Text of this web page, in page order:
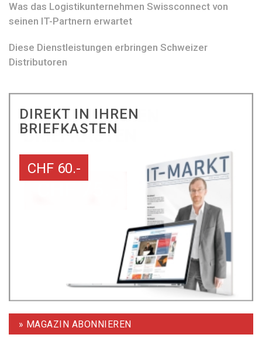
Was das Logistikunternehmen Swissconnect von
seinen IT-Partnern erwartet
Diese Dienstleistungen erbringen Schweizer
Distributoren
DIREKT IN IHREN
BRIEFKASTEN
CHF 60.-
» MAGAZIN ABONNIEREN